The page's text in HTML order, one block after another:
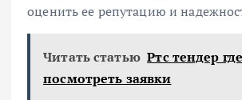
оценить ее репутацию и
Читать статью Ртс тендер где
посмотреть заявки